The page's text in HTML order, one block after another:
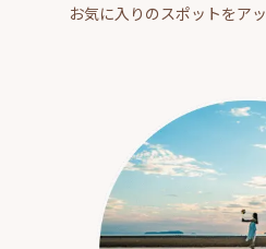
お気に入りのスポットをア